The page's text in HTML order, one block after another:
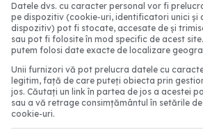
români aflați în alte state,
cu SARS – CoV – 2
127 în Franța, 3.124 în
Datele dvs. cu caracter personal vor fi
pe dispozitiv (cookie-uri, identificatori unici și
dispozitiv) pot fi stocate, accesate de și
sau pot fi folosite în mod specific de acest
putem folosi date exacte de localizare
Unii furnizori vă pot prelucra datele cu
legitim, față de care puteți obiecta prin
jos. Căutați un link în partea de jos a acestei
sau a vă retrage consimțământul în setările
cookie-uri.